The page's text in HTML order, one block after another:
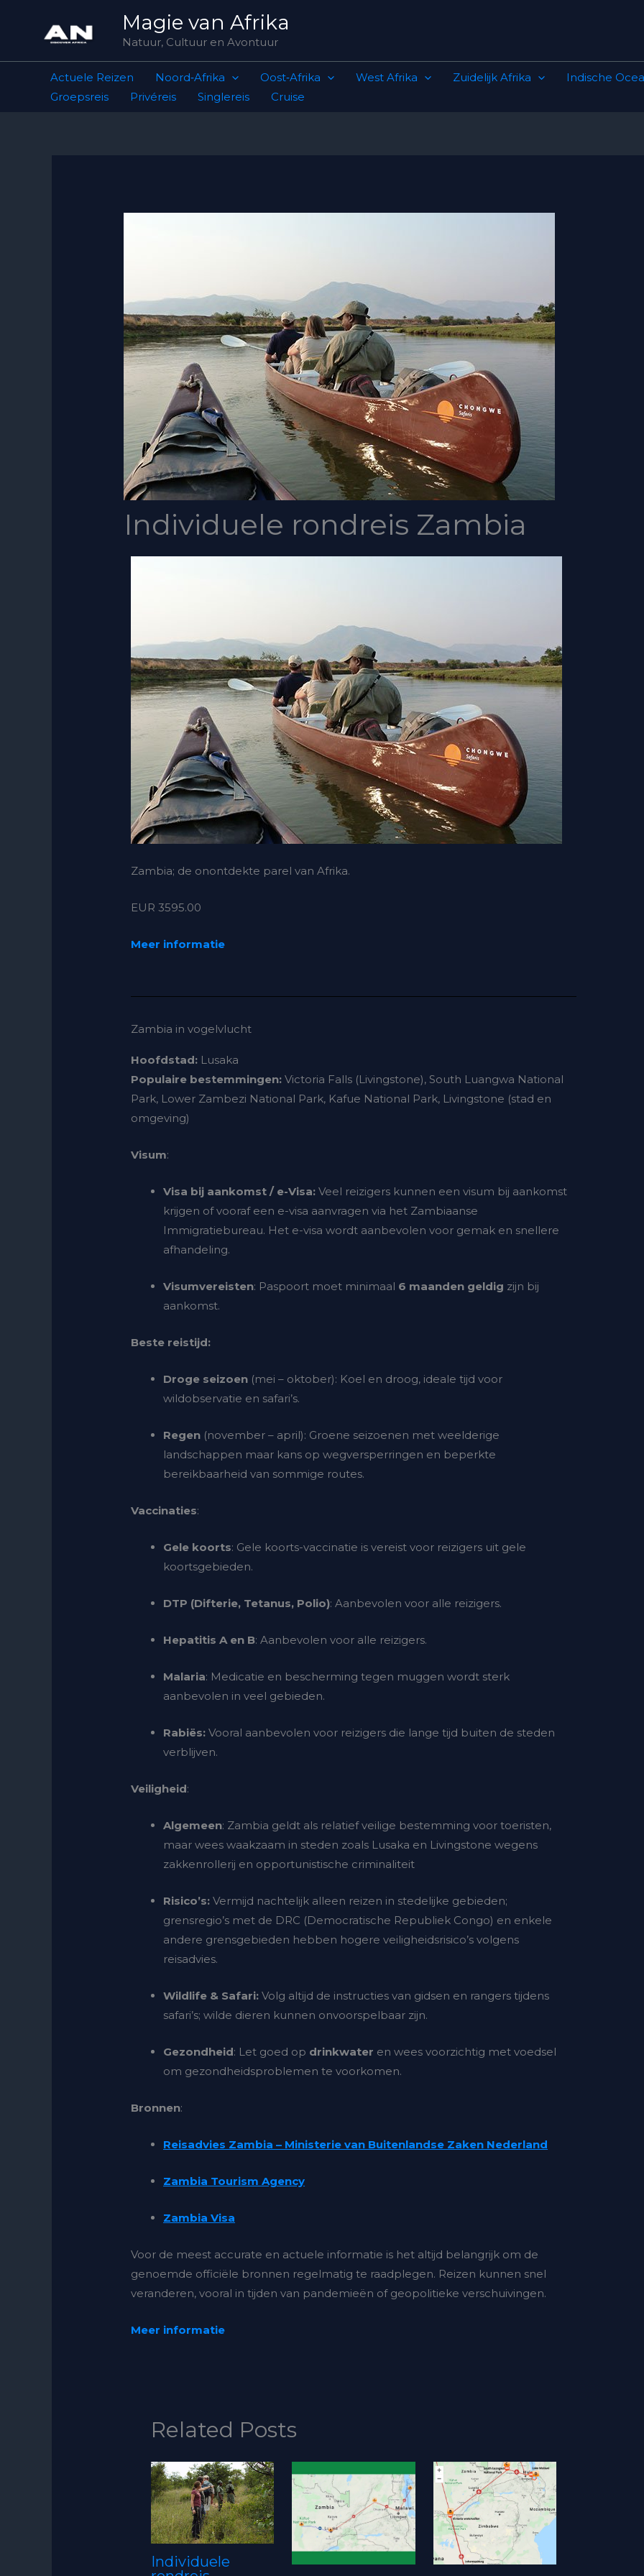
Magie van Afrika
Natuur, Cultuur en Avontuur
Actuele Reizen Noord‑Afrika Oost‑Afrika West Afrika Zuidelijk Afrika Indische
Groepsreis
Privéreis Singlereis Cruise
Individuele rondreis Zambia
Zambia; de onontdekte parel van Afrika.
EUR 3595.00
Meer informatie
Zambia in vogelvlucht
Hoofdstad: Lusaka
Populaire bestemmingen: Victoria Falls (Livingstone), South Luangwa National
Park, Lower Zambezi National Park, Kafue National Park, Livingstone (stad en
omgeving)
Visum:
Visa bij aankomst / e-Visa: Veel reizigers kunnen een visum bij aankomst
krijgen of vooraf een e-visa aanvragen via het Zambiaanse
Immigratiebureau. Het e-visa wordt aanbevolen voor gemak en snellere
afhandeling.
Visumvereisten: Paspoort moet minimaal 6 maanden geldig zijn bij
aankomst.
Beste reistijd:
Droge seizoen (mei – oktober): Koel en droog, ideale tijd voor
wildobservatie en safari’s.
Regen (november – april): Groene seizoenen met weelderige
landschappen maar kans op wegversperringen en beperkte
bereikbaarheid van sommige routes.
Vaccinaties:
Gele koorts: Gele koorts-vaccinatie is vereist voor reizigers uit gele
koortsgebieden.
DTP (Difterie, Tetanus, Polio): Aanbevolen voor alle reizigers.
Hepatitis A en B: Aanbevolen voor alle reizigers.
Malaria: Medicatie en bescherming tegen muggen wordt sterk
aanbevolen in veel gebieden.
Rabiës:Vooral aanbevolen voor reizigers die lange tijd buiten de steden
verblijven.
Veiligheid:
Algemeen: Zambia geldt als relatief veilige bestemming voor toeristen,
maar wees waakzaam in steden zoals Lusaka en Livingstone wegens
zakkenrollerij en opportunistische criminaliteit
Risico’s: Vermijd nachtelijk alleen reizen in stedelijke gebieden;
grensregio’s met de DRC (Democratische Republiek Congo) en enkele
andere grensgebieden hebben hogere veiligheidsrisico’s volgens
reisadvies.
Wildlife & Safari: Volg altijd de instructies van gidsen en rangers tijdens
safari’s; wilde dieren kunnen onvoorspelbaar zijn.
Gezondheid: Let goed op drinkwater en wees voorzichtig met voedsel
om gezondheidsproblemen te voorkomen.
Bronnen:
Reisadvies Zambia – Ministerie van Buitenlandse Zaken Nederland
Zambia Tourism Agency
Zambia Visa
Voor de meest accurate en actuele informatie is het altijd belangrijk om de
genoemde officiële bronnen regelmatig te raadplegen. Reizen kunnen snel
veranderen, vooral in tijden van pandemieën of geopolitieke verschuivingen.
Meer informatie
Related Posts
Individuele